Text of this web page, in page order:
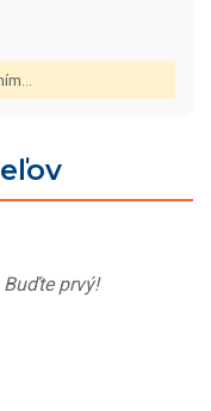
prvý!